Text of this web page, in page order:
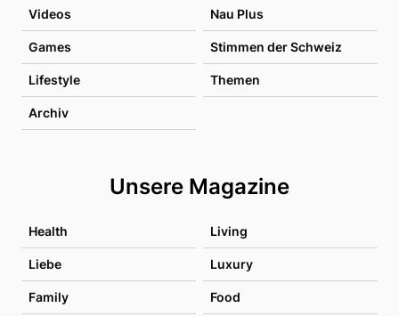
Videos Nau Plus
Games Stimmen der Schweiz
Lifestyle Themen
Archiv
Unsere Magazine
Health Living
Liebe Luxury
Family Food